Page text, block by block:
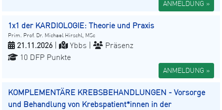
ANMELDUNG »
1x1 der KARDIOLOGIE: Theorie und Praxis
Prim. Prof. Dr. Michael Hirschl, MSc
21.11.2026 Ybbs |
Präsenz
10 DFP Punkte
ANMELDUNG »
KOMPLEMENTÄRE KREBSBEHANDLUNGEN - Vorsorge
und Behandlung von Krebspatient*innen in der